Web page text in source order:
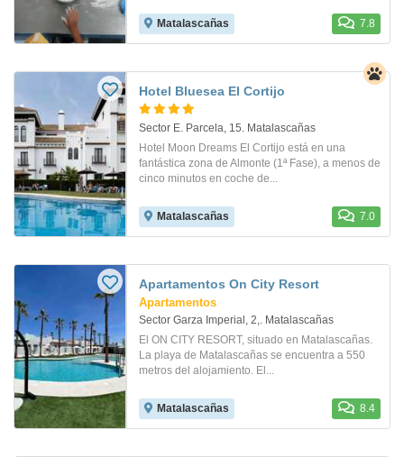
Matalascañas 7.8
Hotel Bluesea El Cortijo
Sector E. Parcela, 15. Matalascañas
Hotel Moon Dreams El Cortijo está en una
fantástica zona de Almonte (1ª Fase), a menos de
cinco minutos en coche de...
Matalascañas 7.0
Apartamentos On City Resort
Apartamentos
Sector Garza Imperial, 2,. Matalascañas
El ON CITY RESORT, situado en Matalascañas.
La playa de Matalascañas se encuentra a 550
metros del alojamiento. El...
Matalascañas 8.4